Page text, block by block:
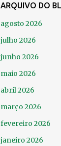
ARQUIVO DO
agosto 2026
julho 2026
junho 2026
maio 2026
abril 2026
março 2026
fevereiro 2026
janeiro 2026